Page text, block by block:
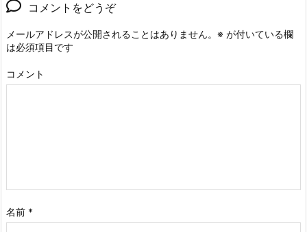
コメントをどうぞ
メールアドレスが公開されることはありません。 ※ が付いている欄
は必須項目です
コメント
名前 *